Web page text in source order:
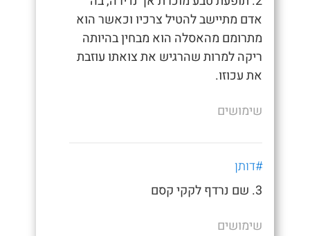
אדם מתיישב להטיל צרכיו וכאשר הוא
מתרומם מהאסלה הוא מבחין בהיותה
ריקה למרות שהרגיש את צואתו עוזבת
את עכוזו.
שימושים
#דותן
3. שם נרדף לקקי קסם
שימושים